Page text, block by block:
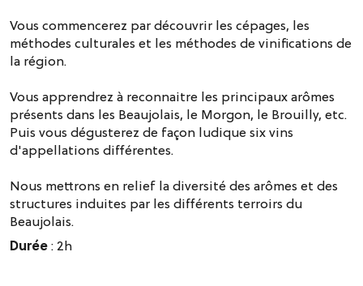
Vous commencerez par découvrir les cépages, les
méthodes culturales et les méthodes de vinifications de
la région.
Vous apprendrez à reconnaitre les principaux arômes
présents dans les Beaujolais, le Morgon, le Brouilly, etc.
Puis vous dégusterez de façon ludique six vins
d'appellations différentes.
Nous mettrons en relief la diversité des arômes et des
structures induites par les différents terroirs du
Beaujolais.
Durée: 2h